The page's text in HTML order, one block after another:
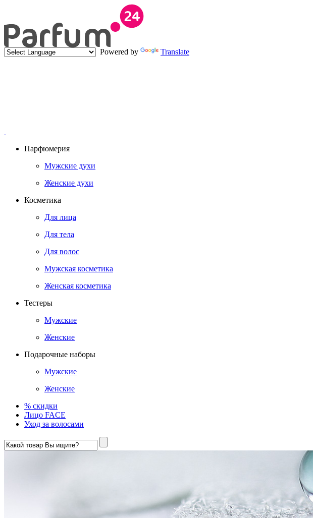
Powered by Translate
Парфюмерия
Мужские духи
Женские духи
Косметика
Для лица
Для тела
Для волос
Мужская косметика
Женская косметика
Тестеры
Мужские
Женские
Подарочные наборы
Мужские
Женские
% скидки
Лицо FACE
Уход за волосами